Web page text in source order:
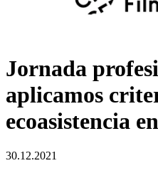
Jornada
aplicamos
ecoasistencia
30.12.2021